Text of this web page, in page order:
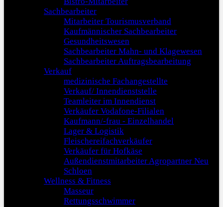
Sachbearbeiter
Mitarbeiter Tourismusverband
Kaufmännischer Sachbearbeiter
Gesundheitswesen
Sachbearbeiter Mahn- und Klagewesen
Sachbearbeiter Auftragsbearbeitung
Verkauf
medizinische Fachangestellte
Verkauf/ Innendienststelle
Teamleiter im Innendienst
Verkäufer Vodafone-Filialen
Kaufmann/-frau - Einzelhandel
Lager & Logistik
Fleischereifachverkäufer
Verkäufer für Hofkäse
Außendienstmitarbeiter Agropartner Neu
Schloen
Wellness & Fitness
Masseur
Rettungsschwimmer